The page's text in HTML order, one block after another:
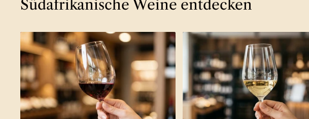
Südafrikanische Weine entdecken